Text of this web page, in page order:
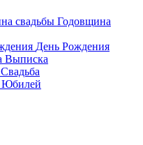
Годовщина
День Рождения
Выписка
Свадьба
Юбилей